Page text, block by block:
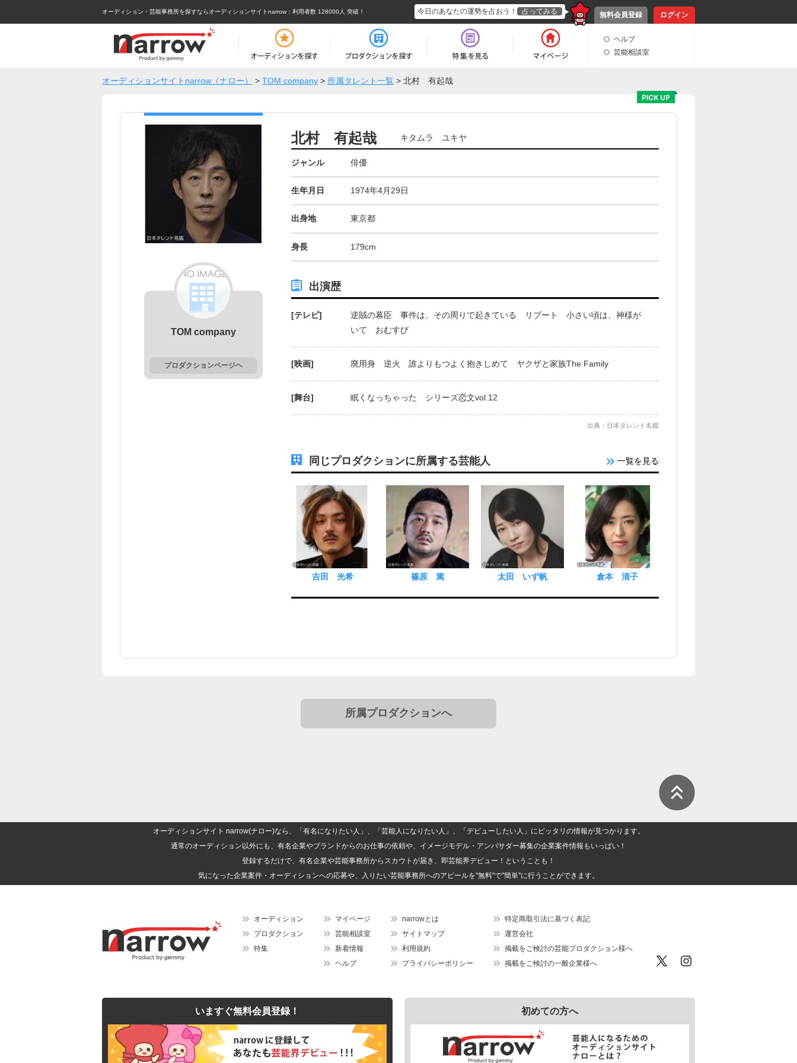
オーディション・芸能事務所を探すならオーディションサイトnarrow ：利用者数 128000人 突破！ 無料会員登録 ログイン
今日のあなたの運勢を占おう！ 占ってみる
ヘルプ
芸能相談室
オーディションサイトnarrow（ナロー） > TOM company > 所属タレント一覧 > 北村 有起哉
TOM company
プロダクションページヘ
北村 有起哉 キタムラ ユキヤ
ジャンル 俳優
生年月日 1974年4月29日
出身地 東京都
身長 179cm
出演歴
[テレビ]
逆賊の幕臣 事件は、その周りで起きている リブート 小さい頃は、神様が
いて おむすび
[映画] 廃用身 逆火 誰よりもつよく抱きしめて ヤクザと家族The Family
[舞台] 眠くなっちゃった シリーズ恋文vol.12
出典：日本タレント名鑑
同じプロダクションに所属する芸能人 一覧を見る
吉田 光希 篠原 篤 太田 いず帆 倉本 清子
所属プロダクションへ
オーディションサイト narrow(ナロー)なら、「有名になりたい人」、「芸能人になりたい人」、「デビューしたい人」にピッタリの情報が見つかります。
通常のオーディション以外にも、有名企業やブランドからのお仕事の依頼や、イメージモデル・アンバサダー募集の企業案件情報もいっぱい！
登録するだけで、有名企業や芸能事務所からスカウトが届き、即芸能界デビュー！ということも！
気になった企業案件・オーディションへの応募や、入りたい芸能事務所へのアピールを"無料"で"簡単"に行うことができます。
オーディション
プロダクション
特集
マイページ
芸能相談室
新着情報
ヘルプ
narrowとは
サイトマップ
利用規約
プライバシーポリシー
特定商取引法に基づく表記
運営会社
掲載をご検討の芸能プロダクション様へ
掲載をご検討の一般企業様へ
いますぐ無料会員登録！ 初めての方へ